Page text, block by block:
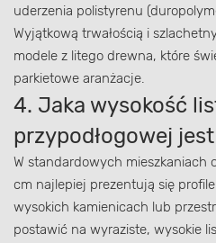
uderzenia polistyrenu
Wyjątkową trwałością i
modele z litego drewna, które
parkietowe aranżacje.
4. Jaka wysokość
przypodłogowej
W standardowych mieszkaniach
cm najlepiej prezentują się
wysokich kamienicach lub
postawić na wyraziste, wysokie